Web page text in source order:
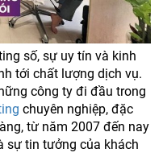
số, sự uy tín và kinh
tới chất lượng dịch vụ.
công ty đi đầu trong
chuyên nghiệp, đặc
từ năm 2007 đến nay
sự tin tưởng của khách